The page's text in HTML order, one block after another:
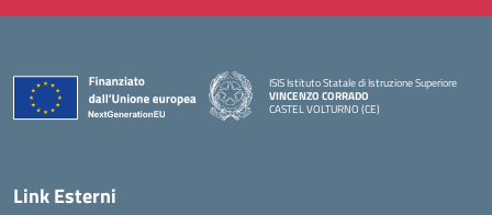
ISIS Istituto Statale di Istruzione Superiore
VINCENZO CORRADO
CASTEL VOLTURNO (CE)
Link Esterni